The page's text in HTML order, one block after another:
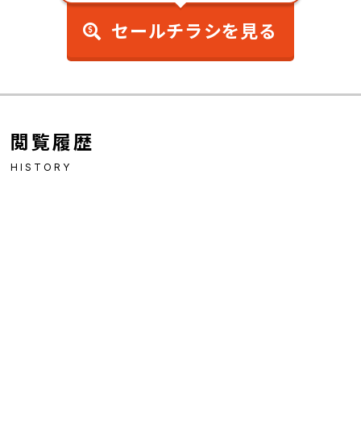
セールチラシを見る
閲覧履歴
HISTORY